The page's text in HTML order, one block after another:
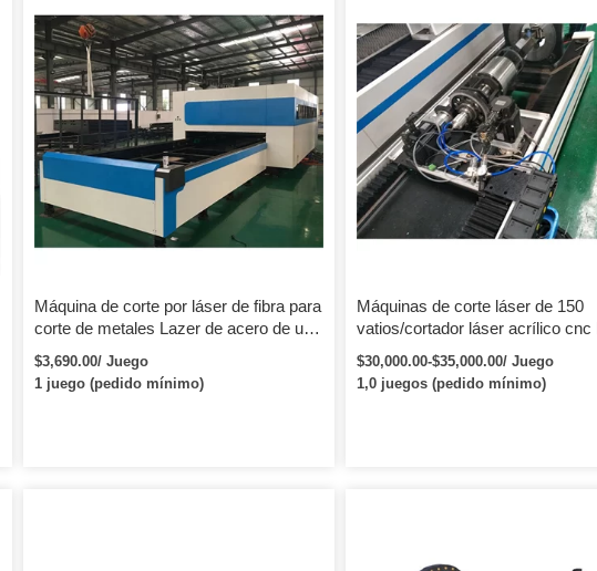
Máquina de corte por láser de fibra para
corte de metales Lazer de acero de una
sola mesa para acero inoxidable Acero
al carbono
$3,690.00/ Juego
1 juego (pedido mínimo)
Máquinas de corte láser de 150
vatios/cortador láser acrílico cnc
1490
$30,000.00-$35,000.00/ Juego
1,0 juegos (pedido mínimo)